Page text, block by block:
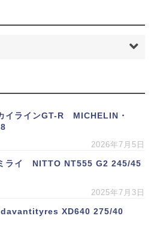
イラインGT-R MICHELIN・
2026年7月5日
ライ NITTO NT555 G2 245/45
2025年7月3日
davantityres XD640 275/40